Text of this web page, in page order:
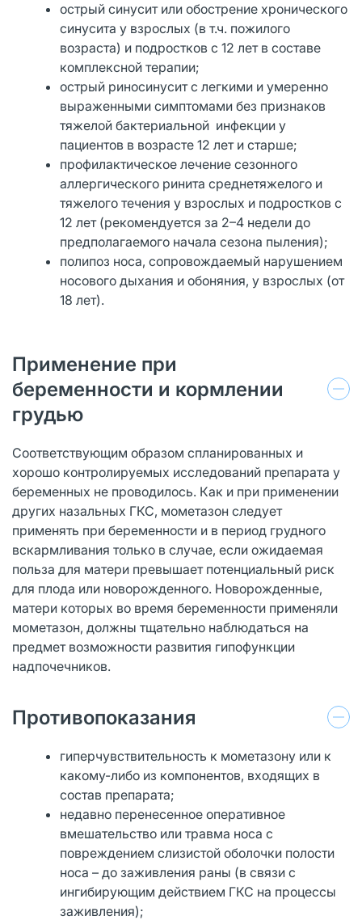
острый синусит или обострение хронического
синусита у взрослых (в т.ч. пожилого
возраста) и подростков с 12 лет в составе
комплексной терапии;
острый риносинусит с легкими и умеренно
выраженными симптомами без признаков
тяжелой бактериальной инфекции у
пациентов в возрасте 12 лет и старше;
профилактическое лечение сезонного
аллергического ринита среднетяжелого и
тяжелого течения у взрослых и подростков с
12 лет (рекомендуется за 2–4 недели до
предполагаемого начала сезона пыления);
полипоз носа, сопровождаемый нарушением
носового дыхания и обоняния, у взрослых (от
18 лет).
Применение при
беременности и кормлении
грудью
Соответствующим образом спланированных и
хорошо контролируемых исследований препарата у
беременных не проводилось. Как и при применении
других назальных ГКС, мометазон следует
применять при беременности и в период грудного
вскармливания только в случае, если ожидаемая
польза для матери превышает потенциальный риск
для плода или новорожденного. Новорожденные,
матери которых во время беременности применяли
мометазон, должны тщательно наблюдаться на
предмет возможности развития гипофункции
надпочечников.
Противопоказания
гиперчувствительность к мометазону или к
какому-либо из компонентов, входящих в
состав препарата;
недавно перенесенное оперативное
вмешательство или травма носа с
повреждением слизистой оболочки полости
носа – до заживления раны (в связи с
ингибирующим действием ГКС на процессы
заживления);